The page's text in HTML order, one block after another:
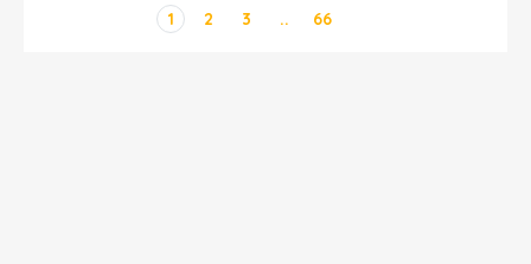
1 2 3 .. 66